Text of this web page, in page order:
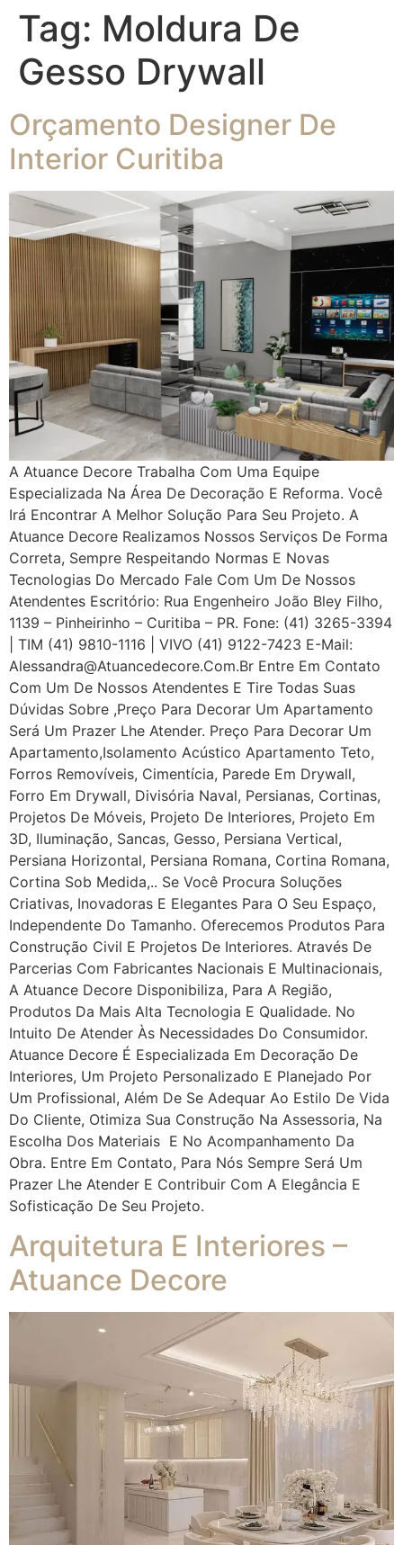
Tag: Moldura De
Gesso Drywall
Orçamento Designer De
Interior Curitiba
A Atuance Decore Trabalha Com Uma Equipe
Especializada Na Área De Decoração E Reforma. Você
Irá Encontrar A Melhor Solução Para Seu Projeto. A
Atuance Decore Realizamos Nossos Serviços De Forma
Correta, Sempre Respeitando Normas E Novas
Tecnologias Do Mercado Fale Com Um De Nossos
Atendentes Escritório: Rua Engenheiro João Bley Filho,
1139 – Pinheirinho – Curitiba – PR. Fone: (41) 3265-3394
| TIM (41) 9810-1116 | VIVO (41) 9122-7423 E-Mail:
Alessandra@atuancedecore.com.br Entre Em Contato
Com Um De Nossos Atendentes E Tire Todas Suas
Dúvidas Sobre ,Preço Para Decorar Um Apartamento
Será Um Prazer Lhe Atender. Preço Para Decorar Um
Apartamento,Isolamento Acústico Apartamento Teto,
Forros Removíveis, Cimentícia, Parede Em Drywall,
Forro Em Drywall, Divisória Naval, Persianas, Cortinas,
Projetos De Móveis, Projeto De Interiores, Projeto Em
3D, Iluminação, Sancas, Gesso, Persiana Vertical,
Persiana Horizontal, Persiana Romana, Cortina Romana,
Cortina Sob Medida,.. Se Você Procura Soluções
Criativas, Inovadoras E Elegantes Para O Seu Espaço,
Independente Do Tamanho. Oferecemos Produtos Para
Construção Civil E Projetos De Interiores. Através De
Parcerias Com Fabricantes Nacionais E Multinacionais,
A Atuance Decore Disponibiliza, Para A Região,
Produtos Da Mais Alta Tecnologia E Qualidade. No
Intuito De Atender Às Necessidades Do Consumidor.
Atuance Decore É Especializada Em Decoração De
Interiores, Um Projeto Personalizado E Planejado Por
Um Profissional, Além De Se Adequar Ao Estilo De Vida
Do Cliente, Otimiza Sua Construção Na Assessoria, Na
Escolha Dos Materiais E No Acompanhamento Da
Obra. Entre Em Contato, Para Nós Sempre Será Um
Prazer Lhe Atender E Contribuir Com A Elegância E
Sofisticação De Seu Projeto.
Arquitetura E Interiores –
Atuance Decore